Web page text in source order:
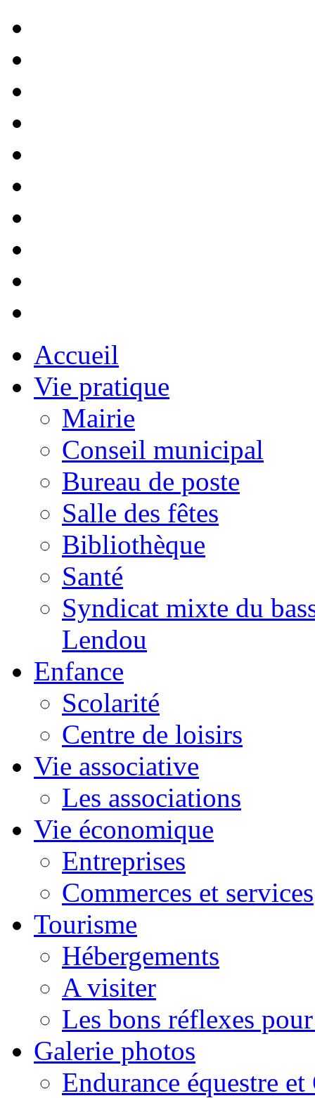
Accueil
Vie pratique
Mairie
Conseil municipal
Bureau de poste
Salle des fêtes
Bibliothèque
Santé
Syndicat mixte du
Lendou
Enfance
Scolarité
Centre de loisirs
Vie associative
Les associations
Vie économique
Entreprises
Commerces et services
Tourisme
Hébergements
A visiter
Les bons réflexes
Galerie photos
Endurance équestre